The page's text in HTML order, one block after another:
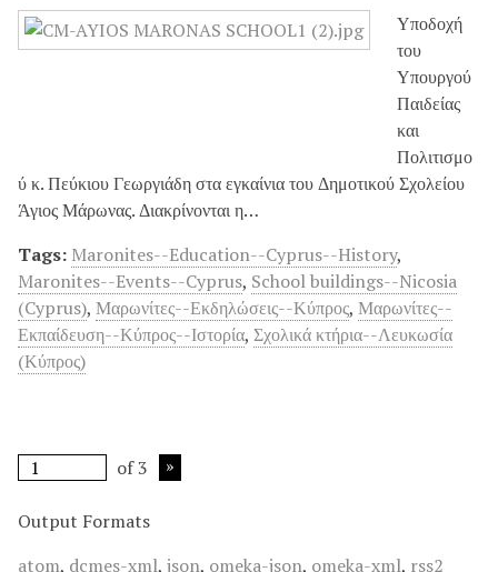
Υποδοχή
του
Υπουργού
Παιδείας
και
Πολιτισμο
ύ κ. Πεύκιου Γεωργιάδη στα εγκαίνια του Δημοτικού Σχολείου
Άγιος Μάρωνας. Διακρίνονται η…
Tags: Maronites--Education--Cyprus--History,
Maronites--Events--Cyprus, School buildings--Nicosia
(Cyprus), Μαρωνίτες--Εκδηλώσεις--Κύπρος, Μαρωνίτες--
Εκπαίδευση--Κύπρος--Ιστορία, Σχολικά κτήρια--Λευκωσία
(Κύπρος)
of 3
Output Formats
atom, dcmes-xml, json, omeka-json, omeka-xml, rss2